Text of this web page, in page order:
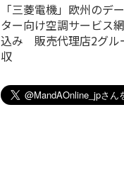
「三菱電機」欧州のデ
ター向け空調サービス
込み 販売代理店2グル
収